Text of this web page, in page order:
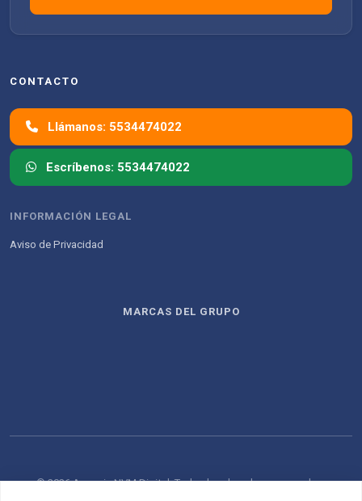
CONTACTO
Llámanos: 5534474022
Escríbenos: 5534474022
INFORMACIÓN LEGAL
Aviso de Privacidad
MARCAS DEL GRUPO
© 2026 Agencia NVM Digital. Todos los derechos reservados.